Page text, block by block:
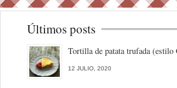
Últimos posts
Tortilla de patata trufada (estilo
12 JULIO, 2020